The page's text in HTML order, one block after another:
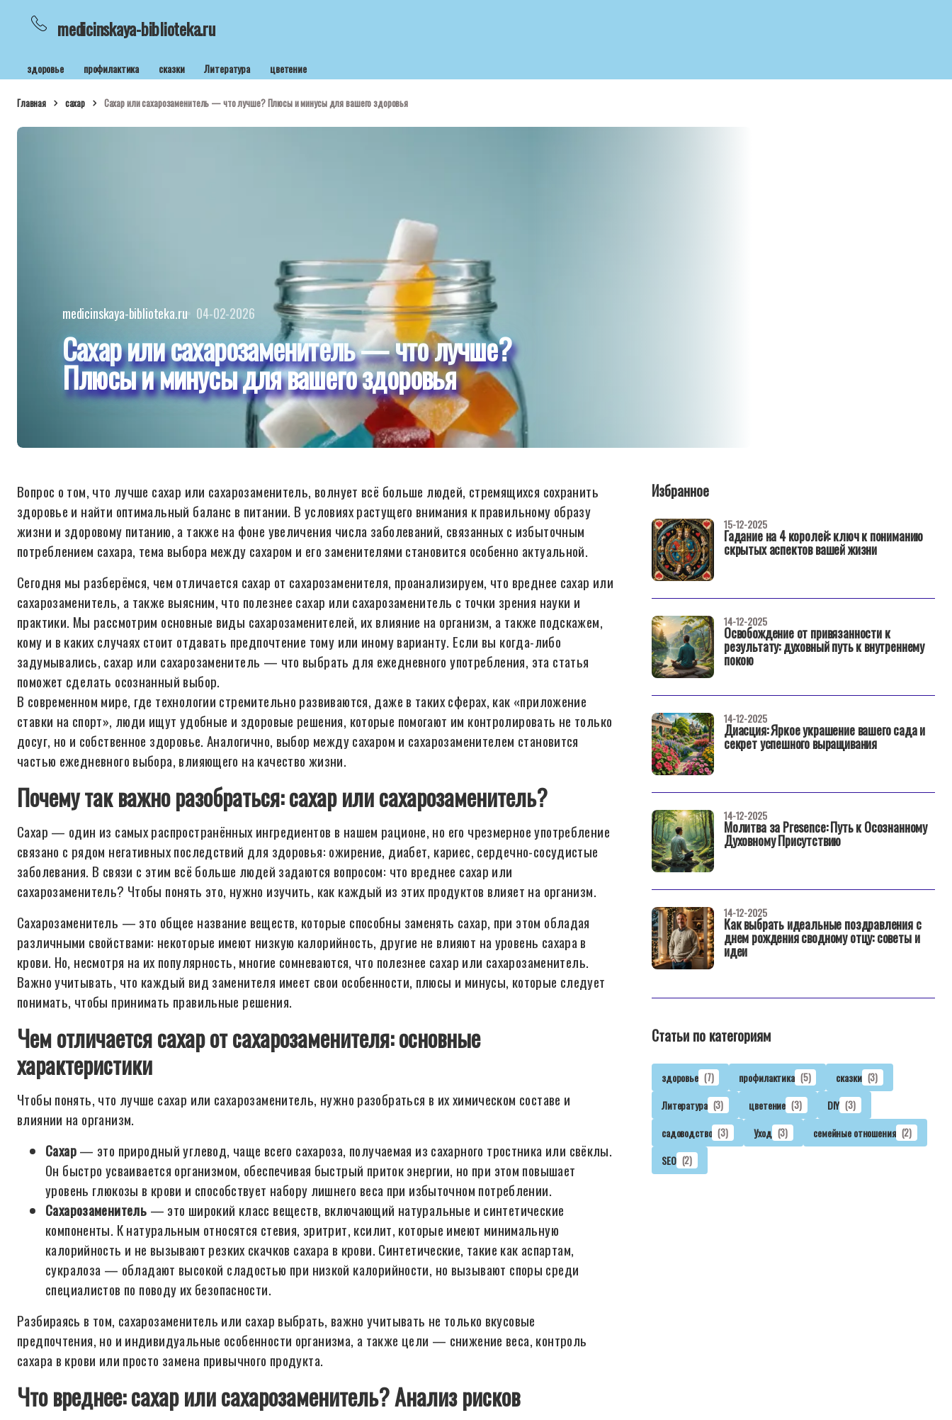
medicinskaya-biblioteka.ru
здоровье профилактика сказки Литература цветение
Главная сахар Сахар или сахарозаменитель — что лучше? Плюсы и минусы для вашего здоровья
medicinskaya-biblioteka.ru 04-02-2026
Сахар или сахарозаменитель — что лучше?
Плюсы и минусы для вашего здоровья
Вопрос о том, что лучше сахар или сахарозаменитель, волнует всё больше людей, стремящихся сохранить
здоровье и найти оптимальный баланс в питании. В условиях растущего внимания к правильному образу
жизни и здоровому питанию, а также на фоне увеличения числа заболеваний, связанных с избыточным
потреблением сахара, тема выбора между сахаром и его заменителями становится особенно актуальной.
Сегодня мы разберёмся, чем отличается сахар от сахарозаменителя, проанализируем, что вреднее сахар или
сахарозаменитель, а также выясним, что полезнее сахар или сахарозаменитель с точки зрения науки и
практики. Мы рассмотрим основные виды сахарозаменителей, их влияние на организм, а также подскажем,
кому и в каких случаях стоит отдавать предпочтение тому или иному варианту. Если вы когда-либо
задумывались, сахар или сахарозаменитель — что выбрать для ежедневного употребления, эта статья
поможет сделать осознанный выбор.
В современном мире, где технологии стремительно развиваются, даже в таких сферах, как «приложение
ставки на спорт», люди ищут удобные и здоровые решения, которые помогают им контролировать не только
досуг, но и собственное здоровье. Аналогично, выбор между сахаром и сахарозаменителем становится
частью ежедневного выбора, влияющего на качество жизни.
Почему так важно разобраться: сахар или сахарозаменитель?
Сахар — один из самых распространённых ингредиентов в нашем рационе, но его чрезмерное употребление
связано с рядом негативных последствий для здоровья: ожирение, диабет, кариес, сердечно-сосудистые
заболевания. В связи с этим всё больше людей задаются вопросом: что вреднее сахар или
сахарозаменитель? Чтобы понять это, нужно изучить, как каждый из этих продуктов влияет на организм.
Сахарозаменитель — это общее название веществ, которые способны заменять сахар, при этом обладая
различными свойствами: некоторые имеют низкую калорийность, другие не влияют на уровень сахара в
крови. Но, несмотря на их популярность, многие сомневаются, что полезнее сахар или сахарозаменитель.
Важно учитывать, что каждый вид заменителя имеет свои особенности, плюсы и минусы, которые следует
понимать, чтобы принимать правильные решения.
Чем отличается сахар от сахарозаменителя: основные
характеристики
Чтобы понять, что лучше сахар или сахарозаменитель, нужно разобраться в их химическом составе и
влиянии на организм.
Сахар— это природный углевод, чаще всего сахароза, получаемая из сахарного тростника или свёклы.
Он быстро усваивается организмом, обеспечивая быстрый приток энергии, но при этом повышает
уровень глюкозы в крови и способствует набору лишнего веса при избыточном потреблении.
Сахарозаменитель — это широкий класс веществ, включающий натуральные и синтетические
компоненты. К натуральным относятся стевия, эритрит, ксилит, которые имеют минимальную
калорийность и не вызывают резких скачков сахара в крови. Синтетические, такие как аспартам,
сукралоза — обладают высокой сладостью при низкой калорийности, но вызывают споры среди
специалистов по поводу их безопасности.
Разбираясь в том, сахарозаменитель или сахар выбрать, важно учитывать не только вкусовые
предпочтения, но и индивидуальные особенности организма, а также цели — снижение веса, контроль
сахара в крови или просто замена привычного продукта.
Что вреднее: сахар или сахарозаменитель? Анализ рисков
Избранное
Гадание на 4 королей: ключ к пониманию
скрытых аспектов вашей жизни
15-12-2025
Освобождение от привязанности к
результату: духовный путь к внутреннему
покою
14-12-2025
Диасция: Яркое украшение вашего сада и
секрет успешного выращивания
14-12-2025
Молитва за Presence: Путь к Осознанному
Духовному Присутствию
14-12-2025
Как выбрать идеальные поздравления с
днем рождения сводному отцу: советы и
идеи
14-12-2025
Статьи по категориям
здоровье (7) профилактика (5) сказки (3)
Литература (3) цветение (3) DIY (3)
садоводство (3) Уход (3) семейные отношения (2)
SEO (2)